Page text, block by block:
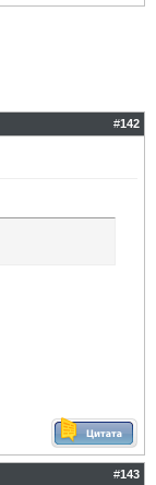
#142
#143